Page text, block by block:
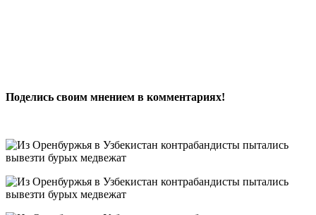
Поделись своим мнением в комментариях!